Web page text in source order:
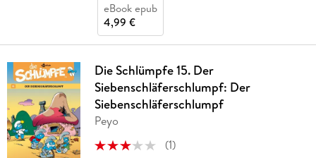
eBook epub
4,99 €
Die Schlümpfe 15. Der
Siebenschläferschlumpf: Der
Siebenschläferschlumpf
Peyo
(1)